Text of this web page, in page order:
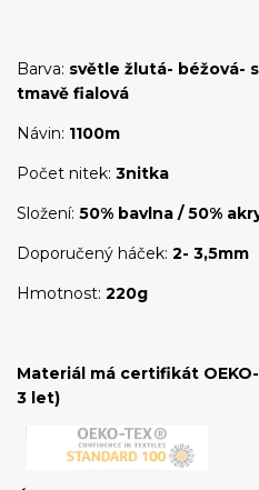
Barva: světle žlutá- béžová-
tmavě fialová
Návin: 1100m
Počet nitek: 3nitka
Složení: 50% bavlna / 50%
Doporučený háček: 2- 3,5mm
Hmotnost: 220g
Materiál má certifikát
3 let)